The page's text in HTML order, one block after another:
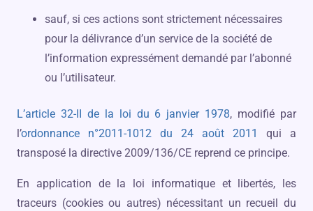
sauf, si ces actions sont strictement nécessaires
pour la délivrance d’un service de la société de
l’information expressément demandé par l’abonné
ou l’utilisateur.
L’article 32-II de la loi du 6 janvier 1978, modifié par
l’ordonnance n°2011-1012 du 24 août 2011
qui a
transposé la directive 2009/136/CE reprend ce principe.
En application de la loi informatique et libertés, les
traceurs (cookies ou autres) nécessitant un recueil du